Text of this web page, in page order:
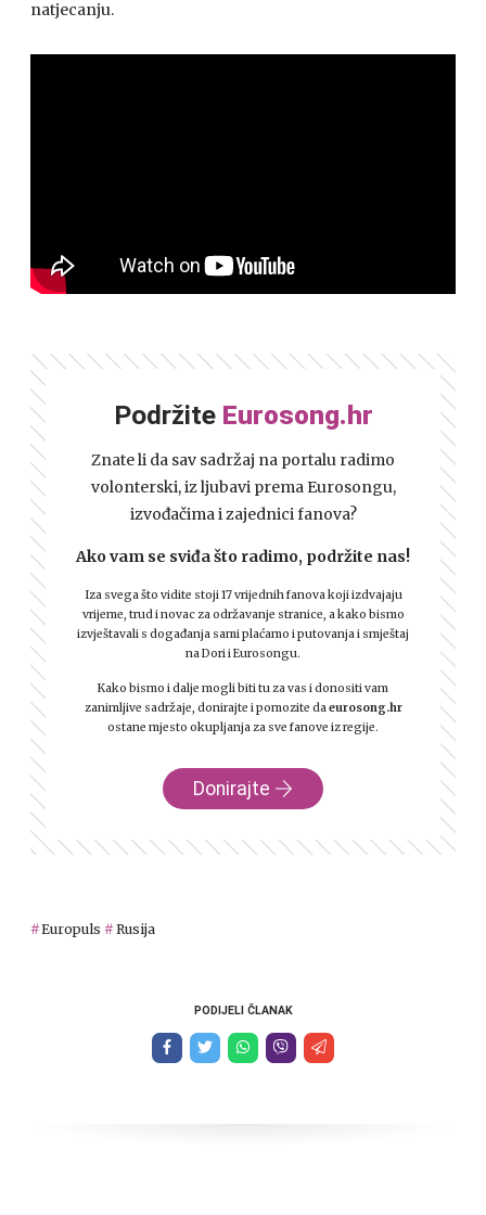
natjecanju.
Podržite Eurosong.hr
Znate li da sav sadržaj na portalu radimo
volonterski, iz ljubavi prema Eurosongu,
izvođačima i zajednici fanova?
Ako vam se sviđa što radimo, podržite nas!
Iza svega što vidite stoji 17 vrijednih fanova koji izdvajaju
vrijeme, trud i novac za održavanje stranice, a kako bismo
izvještavali s događanja sami plaćamo i putovanja i smještaj
na Dori i Eurosongu.
Kako bismo i dalje mogli biti tu za vas i donositi vam
zanimljive sadržaje, donirajte i pomozite daeurosong.hr
ostane mjesto okupljanja za sve fanove iz regije.
Donirajte
Europuls Rusija
PODIJELI ČLANAK